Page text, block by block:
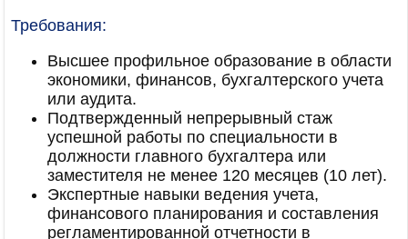
Требования:
Высшее профильное образование в области
экономики, финансов, бухгалтерского учета
или аудита.
Подтвержденный непрерывный стаж
успешной работы по специальности в
должности главного бухгалтера или
заместителя не менее 120 месяцев (10 лет).
Экспертные навыки ведения учета,
финансового планирования и составления
регламентированной отчетности в